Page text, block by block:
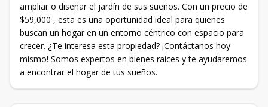
ampliar o diseñar el jardín de sus sueños. Con un precio de
$59,000 , esta es una oportunidad ideal para quienes
buscan un hogar en un entorno céntrico con espacio para
crecer. ¿Te interesa esta propiedad? ¡Contáctanos hoy
mismo! Somos expertos en bienes raíces y te ayudaremos
a encontrar el hogar de tus sueños.